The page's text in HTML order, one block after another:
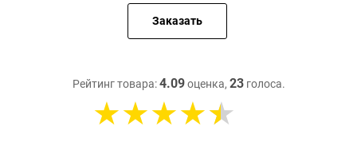
Заказать
Рейтинг товара:4.09оценка, 23голоса.